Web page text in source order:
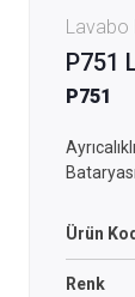
Lavabo
P751
P751
Ürün
Renk